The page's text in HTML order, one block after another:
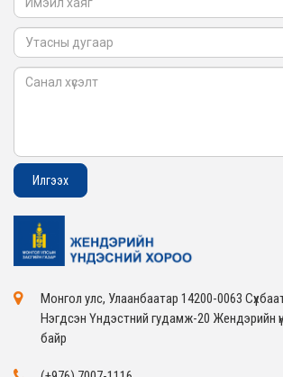
Монгол улс, Улаанбаатар 14200-0063
Нэгдсэн Үндэстний гудамж-20 Жендэрийн
байр